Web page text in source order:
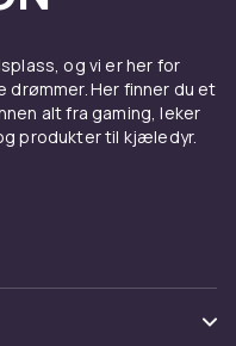
nytt nivå med
spill.
til Xbox-serien og
som ikke kan
X-spill og
stil.
en PlayStation-
og vi er her for
Her finner du et
alt fra gaming, leker
produkter til kjæledyr.